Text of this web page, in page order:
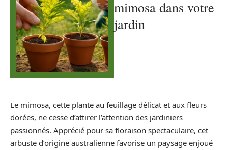
mimosa dans votre
jardin
Le mimosa, cette plante au feuillage délicat et aux fleurs
dorées, ne cesse d’attirer l’attention des jardiniers
passionnés. Apprécié pour sa floraison spectaculaire, cet
arbuste d’origine australienne favorise un paysage enjoué